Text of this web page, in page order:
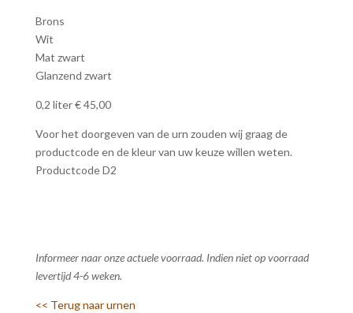
Brons
Wit
Mat zwart
Glanzend zwart
0,2 liter € 45,00
Voor het doorgeven van de urn zouden wij graag de
productcode en de kleur van uw keuze willen weten.
Productcode D2
Informeer naar onze actuele voorraad. Indien niet op voorraad
levertijd 4-6 weken.
<< Terug naar urnen